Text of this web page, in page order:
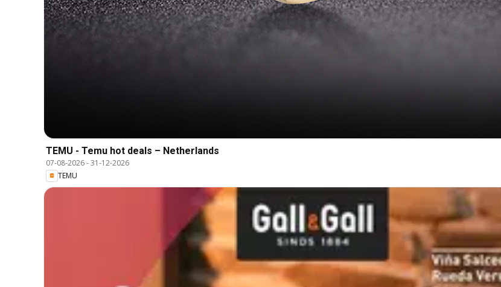
TEMU - Temu hot deals – Netherlands
07-08-2026-31-12-2026
TEMU